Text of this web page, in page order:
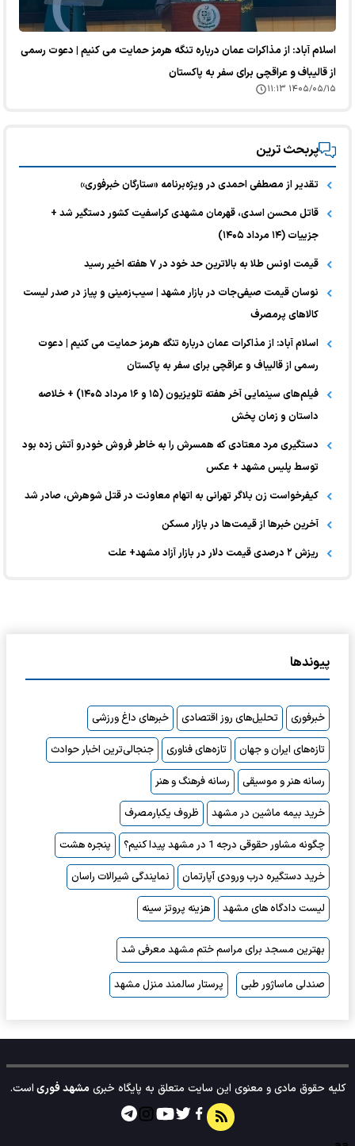
اسلام آباد: از مذاکرات عمان درباره تنگه هرمز حمایت می کنیم | دعوت رسمی
از قالیباف و عراقچی برای سفر به پاکستان
۱۴۰۵/۰۵/۱۵ ۱۱:۱۳
پربحث ترین
تقدیر از مصطفی احمدی در ویژه‌برنامه «ستارگان خبرفوری»
قاتل محسن اسدی، قهرمان مشهدی کراسفیت کشور دستگیر شد +
جزییات (۱۴ مرداد ۱۴۰۵)
قیمت اونس طلا به بالاترین حد خود در ۷ هفته اخیر رسید
نوسان قیمت صیفی‌جات در بازار مشهد | سیب‌زمینی و پیاز در صدر لیست
کالا‌های پرمصرف
اسلام آباد: از مذاکرات عمان درباره تنگه هرمز حمایت می کنیم | دعوت
رسمی از قالیباف و عراقچی برای سفر به پاکستان
فیلم‌های سینمایی آخر هفته تلویزیون (۱۵ و ۱۶ مرداد ۱۴۰۵) + خلاصه
داستان و زمان پخش
دستگیری مرد معتادی که همسرش را به خاطر فروش خودرو آتش زده بود
توسط پلیس مشهد + عکس
کیفرخواست زن بلاگر تهرانی به اتهام معاونت در قتل شوهرش، صادر شد
آخرین خبر‌ها از قیمت‌ها در بازار مسکن
ریزش ۲ درصدی قیمت دلار در بازار آزاد مشهد+ علت
پیوندها
خبرفوری تحلیل‌های روز اقتصادی
خبرهای داغ ورزشی
تازه‌های ایران و جهان
تازه‌های فناوری
جنجالی‌ترین اخبار حوادث
رسانه هنر و موسیقی
رسانه فرهنگ و هنر
خرید بیمه ماشین در مشهد
ظروف یکبارمصرف
چگونه مشاور حقوقی درجه 1 در مشهد پیدا کنیم؟
پنجره هشت
خرید دستگیره درب ورودی آپارتمان
نمایندگی شیرالات راسان
لیست دادگاه های مشهد
هزینه پروتز سینه
بهترین مسجد برای مراسم ختم مشهد معرفی شد
صندلی ماساژور طبی پرستار سالمند منزل مشهد
کلیه حقوق مادی و معنوی این سایت متعلق به پایگاه خبریمشهد فوریاست.